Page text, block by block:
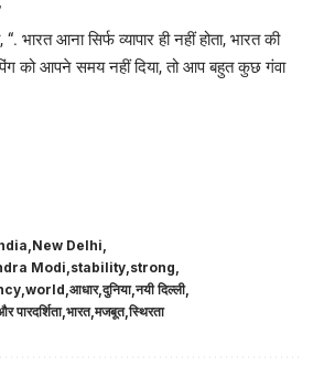
भारत आना सिर्फ व्यापार ही नहीं होता, भारत की
को आपने समय नहीं दिया, तो आप बहुत कुछ गंवा
New Delhi
Modi stability strong
world आधार दुनिया नयी दिल्ली
पारदर्शिता भारत मजबूत स्थिरता